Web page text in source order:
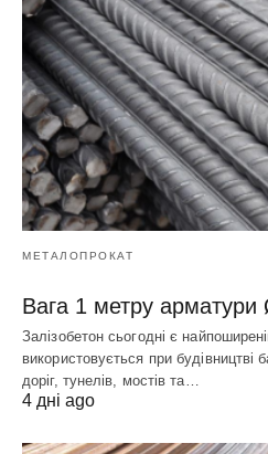
МЕТАЛОПРОКАТ
Вага 1 метру
Залізобетон сьогодні є
використовується при будівництві
доріг, тунелів, мостів та…
4 дні ago